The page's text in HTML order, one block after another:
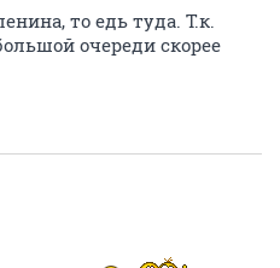
то едь туда. Т.к.
очереди скорее